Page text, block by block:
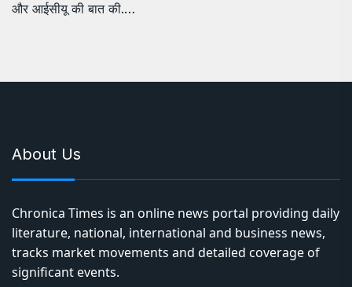
और आईसीयू की बात की.…
About Us
Chronica Times is an online news portal providing daily
literature, national, international and business news,
tracks market movements and detailed coverage of
significant events.